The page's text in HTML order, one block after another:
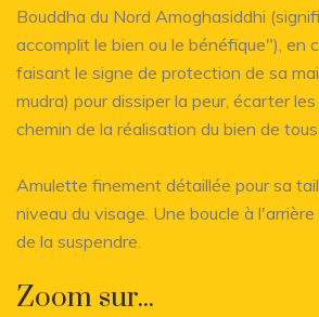
Bouddha du Nord Amoghasiddhi
accomplit le bien ou le bénéfique"), en
faisant le signe de protection de sa
mudra) pour dissiper la peur, écarter
chemin de la réalisation du bien de
Amulette finement détaillée pour sa
niveau du visage. Une boucle à
de la suspendre.
Zoom sur...